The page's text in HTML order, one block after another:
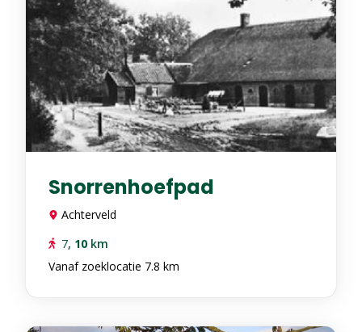
Snorrenhoefpad
Achterveld
7, 10 km
Vanaf zoeklocatie 7.8 km